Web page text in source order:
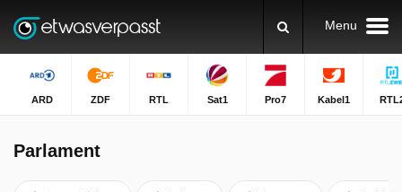
Menu
ARD ZDF RTL Sat1 Pro7 Kabel1
Parlament